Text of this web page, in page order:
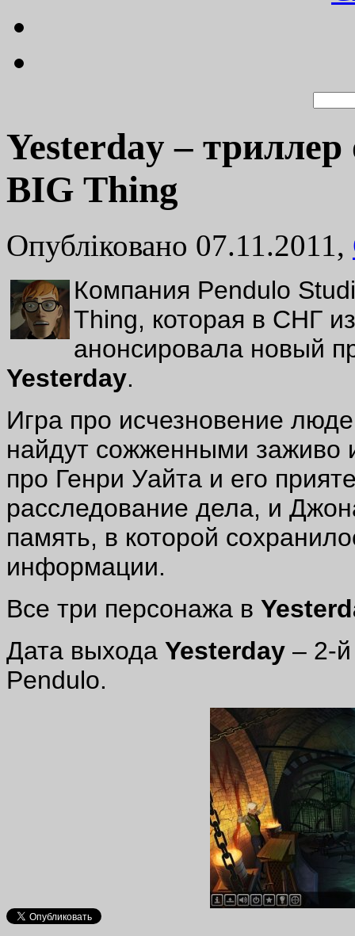
Yesterday – триллер
BIG Thing
Опубліковано 07.11.2011,
Компания Pendulo
Thing, которая в СНГ
анонсировала новый
Yesterday.
Игра про исчезновение
найдут сожженными
про Генри Уайта и его
расследование дела, и
память, в которой
информации.
Все три персонажа в
Дата выхода Yesterday – 2-й
Pendulo.